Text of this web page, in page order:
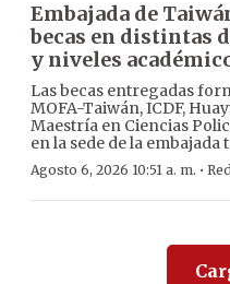
Embajada de
becas en distintas
y niveles
Las becas entregadas
MOFA-Taiwán, ICDF,
Maestría en Ciencias
en la sede de la embajada
Agosto 6, 2026 10:51 a. m. ·